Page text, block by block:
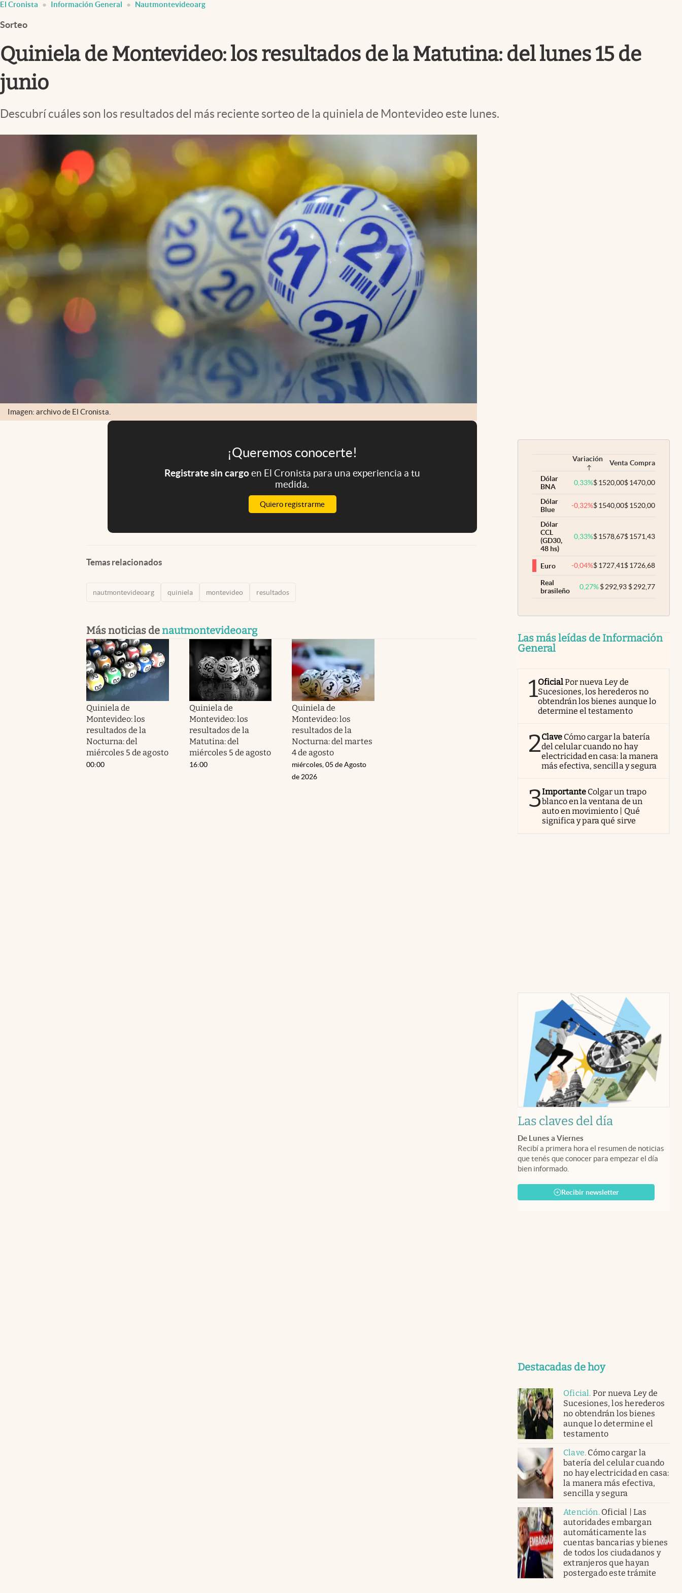
Infotechnology
Clase
Clima
Mundial 2026
Eventos Corporativos
El Cronista Información General Nautmontevideoarg
Sorteo
Quiniela de Montevideo: los resultados de la Matutina: del lunes 15 de
junio
Descubrí cuáles son los resultados del más reciente sorteo de la quiniela de Montevideo este lunes.
Imagen: archivo de El Cronista.
¡Queremos conocerte!
Registrate sin cargoen El Cronista para una experiencia a tu
medida.
Quiero registrarme
Temas relacionados
nautmontevideoarg quiniela montevideo resultados
Más noticias denautmontevideoarg
Quiniela de
Montevideo: los
resultados de la
Nocturna: del
miércoles 5 de agosto
00:00
Quiniela de
Montevideo: los
resultados de la
Matutina: del
miércoles 5 de agosto
16:00
Quiniela de
Montevideo: los
resultados de la
Nocturna: del martes
4 de agosto
miércoles, 05 de Agosto
de 2026
Variación Venta Compra
Dólar
BNA
0,33%$1520,00$1470,00
Dólar
Blue
-0,32%$1540,00$1520,00
Dólar
CCL
(GD30,
48 hs)
0,33%$1578,67$1571,43
Euro -0,04%$1727,41$1726,68
Real
brasileño
0,27% $292,93 $292,77
Las más leídas de Información
General
1OficialPor nueva Ley de
Sucesiones, los herederos no
obtendrán los bienes aunque lo
determine el testamento
2Clave Cómo cargar la batería
del celular cuando no hay
electricidad en casa: la manera
más efectiva, sencilla y segura
3Importante Colgar un trapo
blanco en la ventana de un
auto en movimiento | Qué
significa y para qué sirve
Las claves del día
De Lunes a Viernes
Recibí a primera hora el resumen de noticias
que tenés que conocer para empezar el día
bien informado.
Recibir newsletter
Destacadas de hoy
Oficial. Por nueva Ley de
Sucesiones, los herederos
no obtendrán los bienes
aunque lo determine el
testamento
Clave. Cómo cargar la
batería del celular cuando
no hay electricidad en casa:
la manera más efectiva,
sencilla y segura
Atención. Oficial | Las
autoridades embargan
automáticamente las
cuentas bancarias y bienes
de todos los ciudadanos y
extranjeros que hayan
postergado este trámite